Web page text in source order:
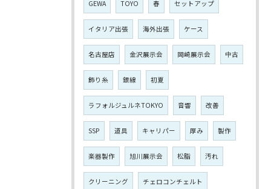
GEWA TOYO 春 セットアップ
イタリア出張 海外出張 ケース
名古屋店 金沢展示会 岡崎展示会 中古
飾り糸 銀線 初夏
ラフォルジュルネTOKYO 音響 改善
SSP 道具 キャリパー 厚み 製作
楽器製作 旭川展示会 松脂 汚れ
クリーニング チェロコンチェルト